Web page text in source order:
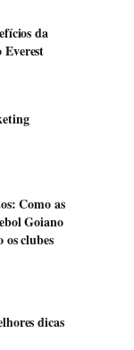
da
Everest
Como as
Goiano
os clubes
dicas